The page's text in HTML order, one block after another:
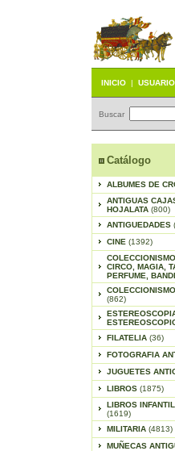
INICIO |
Buscar
Catálogo
ALBUMES DE
ANTIGUAS
HOJALATA (800)
ANTIGUEDADES
CINE (1392)
CIRCO, MAGIA,
PERFUME,
(862)
FILATELIA (36)
FOTOGRAFIA
JUGUETES
LIBROS (1875)
LIBROS
(1619)
MILITARIA (4813)
MUÑECAS